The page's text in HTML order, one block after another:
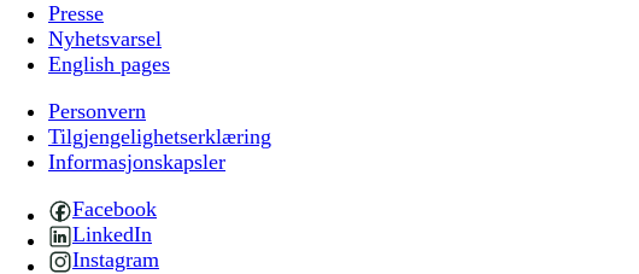
Presse
Nyhetsvarsel
English pages
Personvern
Tilgjengelighetserklæring
Informasjonskapsler
Facebook
LinkedIn
Instagram